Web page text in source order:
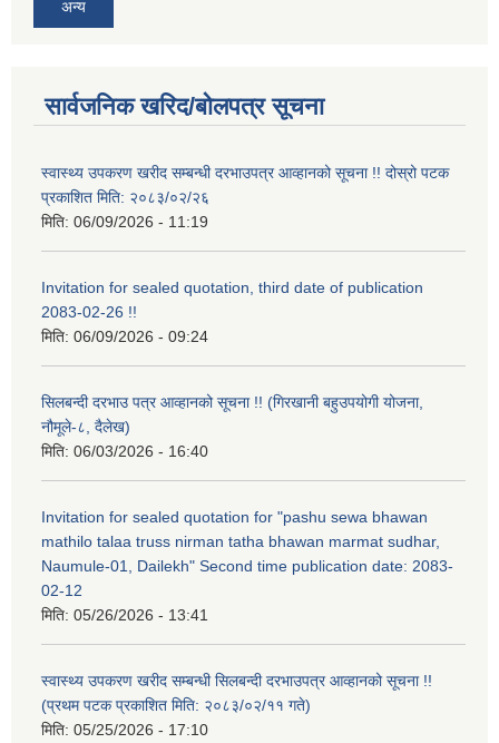
अन्य
सार्वजनिक खरिद/बोलपत्र सूचना
स्वास्थ्य उपकरण खरीद सम्बन्धी दरभाउपत्र आव्हानको सूचना !! दोस्रो पटक
प्रकाशित मिति: २०८३/०२/२६
मिति: 06/09/2026 - 11:19
Invitation for sealed quotation, third date of publication
2083-02-26 !!
मिति: 06/09/2026 - 09:24
सिलबन्दी दरभाउ पत्र आव्हानको सूचना !! (गिरखानी बहुउपयोगी योजना,
नौमूले-८, दैलेख)
मिति: 06/03/2026 - 16:40
Invitation for sealed quotation for "pashu sewa bhawan
mathilo talaa truss nirman tatha bhawan marmat sudhar,
Naumule-01, Dailekh" Second time publication date: 2083-
02-12
मिति: 05/26/2026 - 13:41
स्वास्थ्य उपकरण खरीद सम्बन्धी सिलबन्दी दरभाउपत्र आव्हानको सूचना !!
(प्रथम पटक प्रकाशित मिति: २०८३/०२/११ गते)
मिति: 05/25/2026 - 17:10